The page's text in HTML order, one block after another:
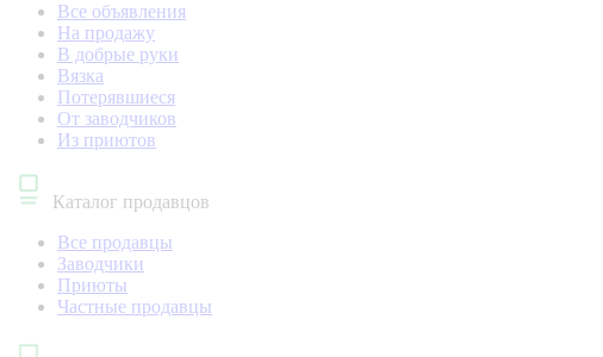
Все объявления
На продажу
В добрые руки
Вязка
Потерявшиеся
От заводчиков
Из приютов
Каталог продавцов
Все продавцы
Заводчики
Приюты
Частные продавцы